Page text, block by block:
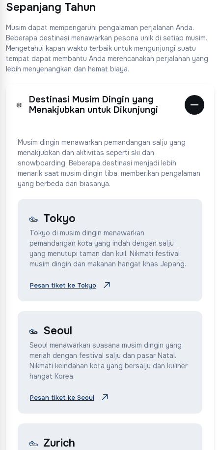
Sepanjang Tahun
Musim dapat mempengaruhi pengalaman perjalanan Anda.
Beberapa destinasi menawarkan pesona unik di setiap musim.
Mengetahui kapan waktu terbaik untuk mengunjungi suatu
tempat dapat membantu Anda merencanakan perjalanan yang
lebih menyenangkan dan hemat biaya.
❄️
Destinasi Musim Dingin yang
Menakjubkan untuk Dikunjungi
Musim dingin menawarkan pemandangan salju yang
menakjubkan dan aktivitas seperti ski dan
snowboarding. Beberapa destinasi menjadi lebih
menarik saat musim dingin tiba, memberikan pengalaman
yang berbeda dari biasanya.
Tokyo
Tokyo di musim dingin menawarkan
pemandangan kota yang indah dengan salju
yang menutupi taman dan kuil. Nikmati festival
musim dingin dan makanan hangat khas Jepang.
Pesan tiket ke Tokyo
Seoul
Seoul menawarkan suasana musim dingin yang
meriah dengan festival salju dan pasar Natal.
Nikmati keindahan kota yang bersalju dan kuliner
hangat Korea.
Pesan tiket ke Seoul
Zurich